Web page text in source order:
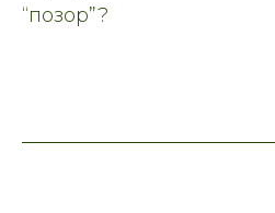
“позор”?